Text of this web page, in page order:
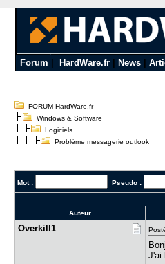
Forum HardWare.fr| News|
FORUM HardWare.fr
Windows & Software
Logiciels
Problème messagerie outlook
Mot : Pseudo :
Auteur
Overkill1
J'ai